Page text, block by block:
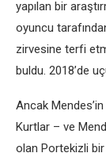
yapılan bir
oyuncu
zirvesine terfi
buldu. 2018’de
Ancak
Kurtlar – ve
olan Portekizli